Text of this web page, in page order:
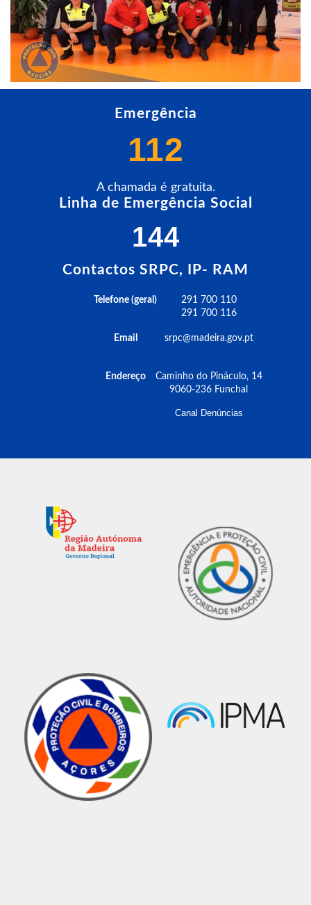
Emergência
112
A chamada é gratuita.
Linha de Emergência Social
144
Contactos SRPC, IP- RAM
Telefone (geral)
Email
Endereço
291 700 110
291 700 116
srpc@madeira.gov.pt
Caminho do Pináculo, 14
9060-236 Funchal
Canal Denúncias